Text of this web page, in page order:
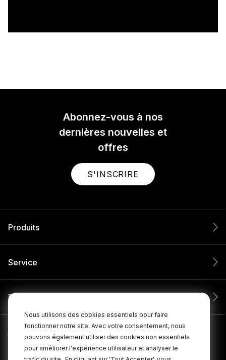
Nous utilisons des cookies essentiels pour faire
fonctionner notre site. Avec votre consentement, nous
pouvons également utiliser des cookies non essentiels
pour améliorer l'expérience utilisateur et analyser le
Abonnez-vous à nos
dernières nouvelles et
offres
S'INSCRIRE
Produits
Service
Entreprise